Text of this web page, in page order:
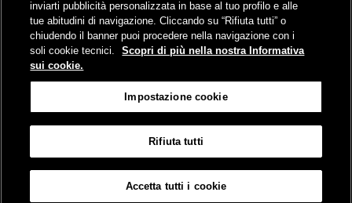
Comunicati stampa
Busitalia – Sita Nord
, Gruppo FS Italiane, è attiva nei servizi di
trasporto locale in Italia ed all'estero, che gestisce direttamente o
attraverso società controllate.
Viale Fratelli Rosselli, 80 - 50123 Firenze
© Gruppo FS Italiane 2019
inviarti pubblicità personalizzata in base al tuo profilo e alle
tue abitudini di navigazione. Cliccando su “Rifiuta tutti” o
chiudendo il banner puoi procedere nella navigazione con i
soli cookie tecnici.
Scopri di più nella nostra Informativa
sui cookie.
Impostazione cookie
Rifiuta tutti
Accetta tutti i cookie